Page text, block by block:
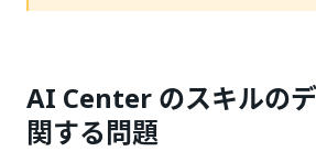
AI Center のスキルの
関する問題